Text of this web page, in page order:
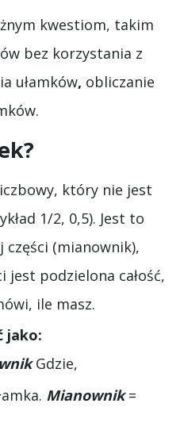
kwestiom, takim
bez korzystania z
ułamków, obliczanie
który nie jest
1/2, 0,5). Jest to
części (mianownik),
jest podzielona całość,
ile masz.
jako:
Gdzie,
Mianownik=